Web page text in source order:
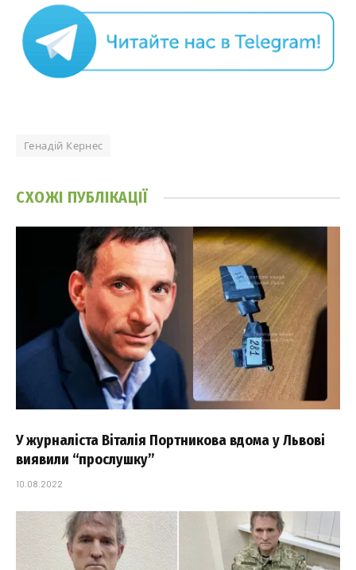
Генадій Кернес
СХОЖІ ПУБЛІКАЦІЇ
У журналіста Віталія Портникова вдома у Львові
виявили “прослушку”
10.08.2022